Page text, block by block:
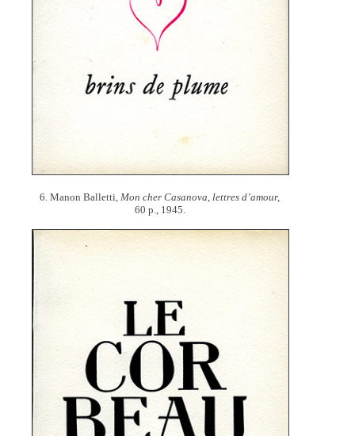
6. Manon Balletti,Mon cher Casanova, lettres d’amour,
60 p., 1945.